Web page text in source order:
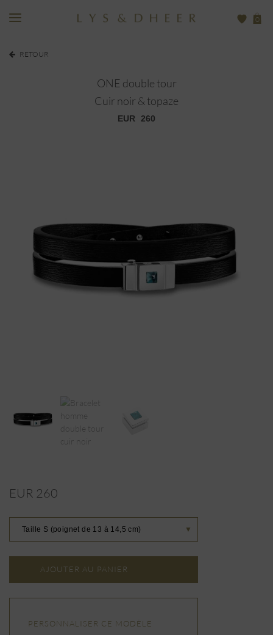
0
RETOUR
ONE double tour
Cuir noir & topaze
EUR 260
EUR 260
Taille S (poignet de 13 à 14,5 cm) ▼
AJOUTER AU PANIER
PERSONNALISER CE MODÈLE